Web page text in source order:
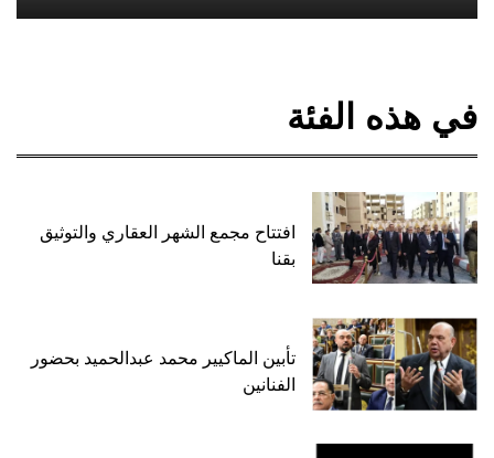
في هذه الفئة
افتتاح مجمع الشهر العقاري والتوثيق
بقنا
تأبين الماكيير محمد عبدالحميد بحضور
الفنانين